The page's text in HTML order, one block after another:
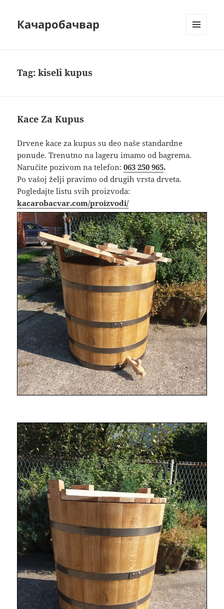
Качаробачвар
Tag:kiseli kupus
Kace Za Kupus
Drvene kace za kupus su deo naše standardne
ponude. Trenutno na lageru imamo od bagrema.
Naručite pozivom na telefon:063 250 965.
Po vašoj želji pravimo od drugih vrsta drveta.
Pogledajte listu svih proizvoda:
kacarobacvar.com/proizvodi/